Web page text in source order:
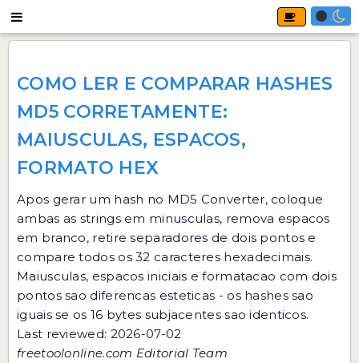
COMO LER E COMPARAR HASHES
MD5 CORRETAMENTE:
MAIUSCULAS, ESPACOS,
FORMATO HEX
Apos gerar um hash no MD5 Converter, coloque
ambas as strings em minusculas, remova espacos
em branco, retire separadores de dois pontos e
compare todos os 32 caracteres hexadecimais.
Maiusculas, espacos iniciais e formatacao com dois
pontos sao diferencas esteticas - os hashes sao
iguais se os 16 bytes subjacentes sao identicos.
Last reviewed: 2026-07-02
freetoolonline.com Editorial Team